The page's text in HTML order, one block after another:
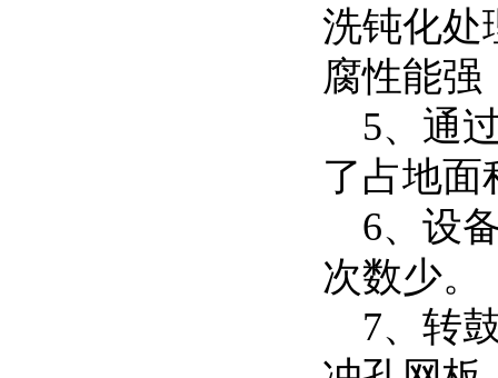
洗钝化处
腐性能强
5、通
了占地面
6、设
次数少。
7、转